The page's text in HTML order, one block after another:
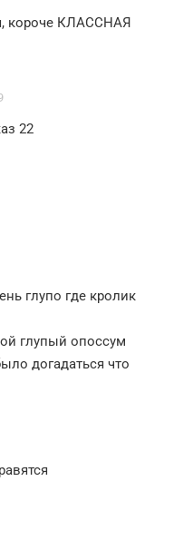
короче КЛАССНАЯ
22
глупо где кролик
глупый опоссум
догадаться что